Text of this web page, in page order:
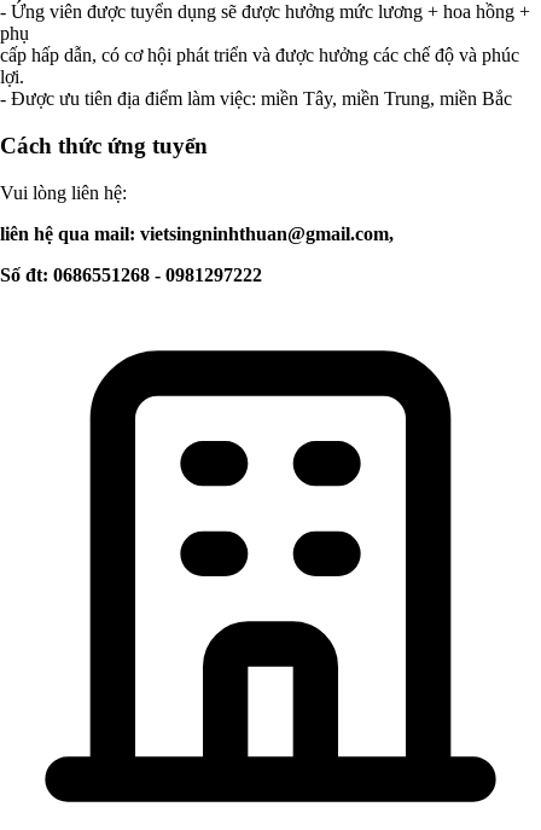
- Ứng viên được tuyển dụng sẽ được hưởng mức lương + hoa hồng +
phụ
cấp hấp dẫn, có cơ hội phát triển và được hưởng các chế độ và phúc
lợi.
- Được ưu tiên địa điểm làm việc: miền Tây, miền Trung, miền Bắc
Cách thức ứng tuyển
Vui lòng liên hệ:
liên hệ qua mail: vietsingninhthuan@gmail.com,
Số đt: 0686551268 - 0981297222